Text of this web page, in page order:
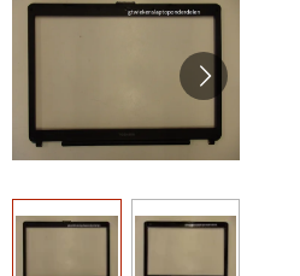
hoofdinhoud